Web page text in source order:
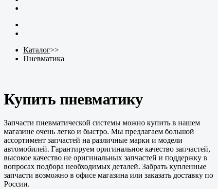
Каталог>>
Пневматика
Купить пневматику
Запчасти пневматической системы можно купить в нашем
магазине очень легко и быстро. Мы предлагаем большой
ассортимент запчастей на различные марки и модели
автомобилей. Гарантируем оригинальное качество запчастей,
высокое качество не оригинальных запчастей и поддержку в
вопросах подбора необходимых деталей. Забрать купленные
запчасти возможно в офисе магазина или заказать доставку по
России.